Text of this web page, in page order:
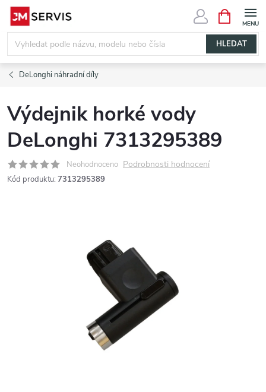
Přejít
obsah
HLEDAT
NÁKUPNÍ
KOŠÍK
DeLonghi náhradní díly
Výdejnik horké vody
DeLonghi 7313295389
Neohodnoceno Podrobnosti hodnocení
Kód produktu: 7313295389